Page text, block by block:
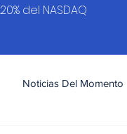
del NASDAQ
Noticias Del Momento